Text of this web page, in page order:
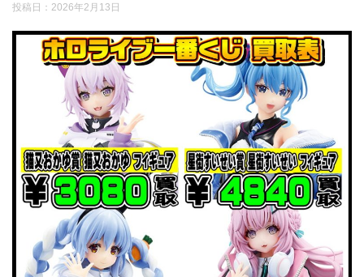
投稿日： 2026年2月13日